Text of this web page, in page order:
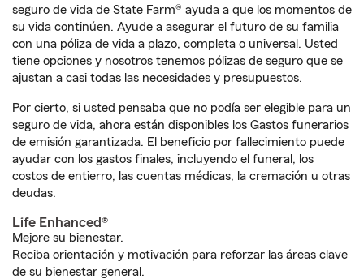
seguro de vida de State Farm® ayuda a que los momentos de
su vida continúen. Ayude a asegurar el futuro de su familia
con una póliza de vida a plazo, completa o universal. Usted
tiene opciones y nosotros tenemos pólizas de seguro que se
ajustan a casi todas las necesidades y presupuestos.
Por cierto, si usted pensaba que no podía ser elegible para un
seguro de vida, ahora están disponibles los Gastos funerarios
de emisión garantizada. El beneficio por fallecimiento puede
ayudar con los gastos finales, incluyendo el funeral, los
costos de entierro, las cuentas médicas, la cremación u otras
deudas.
Life Enhanced®
Mejore su bienestar.
Reciba orientación y motivación para reforzar las áreas clave
de su bienestar general.